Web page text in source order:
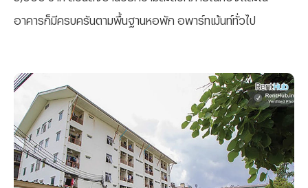
อาคารก็มีครบครันตามพื้นฐานหอพัก อพาร์ทเม้นท์ทั่วไป